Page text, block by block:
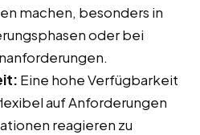
machen, besonders in
oder bei
Eine hohe Verfügbarkeit
auf Anforderungen
reagieren zu